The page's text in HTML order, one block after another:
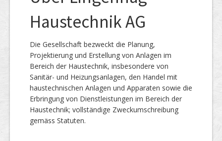
Haustechnik AG
Die Gesellschaft bezweckt die Planung,
Projektierung und Erstellung von Anlagen im
Bereich der Haustechnik, insbesondere von
Sanitär- und Heizungsanlagen, den Handel mit
haustechnischen Anlagen und Apparaten sowie die
Erbringung von Dienstleistungen im Bereich der
Haustechnik; vollständige Zweckumschreibung
gemäss Statuten.